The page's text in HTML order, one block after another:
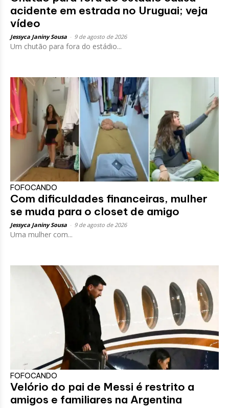
acidente em estrada no Uruguai; veja
vídeo
Jessyca Janiny Sousa 9 de agosto de 2026
Um chutão para fora do estádio...
FOFOCANDO
Com dificuldades financeiras, mulher
se muda para o closet de amigo
Jessyca Janiny Sousa 9 de agosto de 2026
Uma mulher com...
FOFOCANDO
Velório do pai de Messi é restrito a
amigos e familiares na Argentina